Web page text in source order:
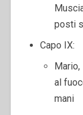
posti
Capo IX:
al
mani